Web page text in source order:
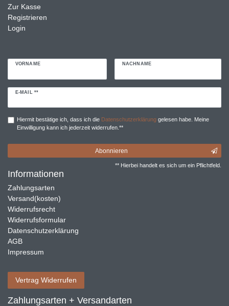
Zur Kasse
Registrieren
Login
VORNAME NACHNAME
E-MAIL **
Newsletter
Hiermit bestätige ich, dass ich die Daten­schutz­erklärunggelesen habe. Meine
Einwilligung kann ich jederzeit widerrufen.**
Abonnieren
** Hierbei handelt es sich um ein Pflichtfeld.
Informationen
Zahlungsarten
Versand(kosten)
Widerrufsrecht
Widerrufsformular
Datenschutzerklärung
AGB
Impressum
Vertrag Widerrufen
Zahlungsarten + Versandarten